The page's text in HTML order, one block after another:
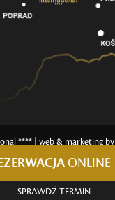
**** | web & marketing by
ONLINE
SPRAWDŹ TERMIN